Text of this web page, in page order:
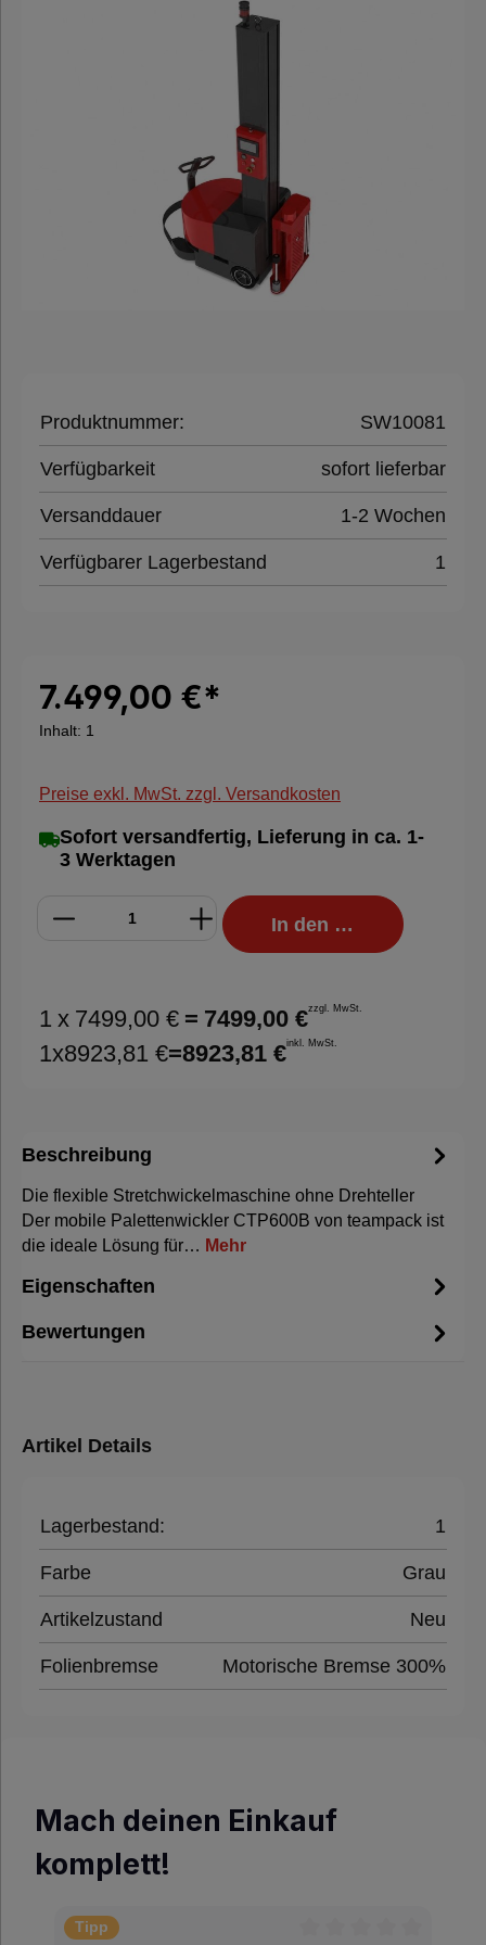
Verpackungsmaschinen
Umreifungsmaschinen
Luftkissenmaschinen
Schrumpfmaschinen
Papierpolstermaschine
Hygieneprodukte
Sale
%
Nachhaltige
Produktnummer: SW10081
Verfügbarkeit sofort lieferbar
Versanddauer 1-2 Wochen
Verfügbarer Lagerbestand 1
7.499,00 €*
Inhalt: 1
Preise exkl. MwSt. zzgl. Versandkosten
Sofort versandfertig, Lieferung in ca. 1-
3 Werktagen
In den Warenkorb
1 x 7499,00 € = 7499,00 €zzgl. MwSt.
1x8923,81 €=8923,81 €inkl. MwSt.
Beschreibung
Die flexible Stretchwickelmaschine ohne Drehteller
Der mobile Palettenwickler CTP600B von teampack ist
die ideale Lösung für… Mehr
Eigenschaften
Bewertungen
Artikel Details
Lagerbestand: 1
Farbe Grau
Artikelzustand Neu
Folienbremse Motorische Bremse 300%
Mach deinen Einkauf
komplett!
Tipp